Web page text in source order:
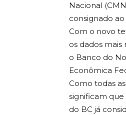
Nacional
consignado ao
Com o novo
os dados
o Banco do
Econômica
Como todas
significam
do BC já